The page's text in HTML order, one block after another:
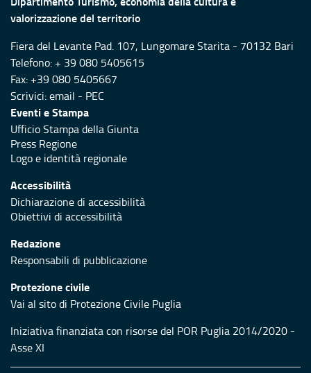
valorizzazione del territorio
Fiera del Levante Pad. 107, Lungomare Starita - 70132 Bari
Telefono: + 39 080 5405615
Fax: +39 080 5405667
Scrivici:email - PEC
Eventi e Stampa
Ufficio Stampa della Giunta
Press Regione
Logo e identità regionale
Accessibilità
Dichiarazione di accessibilità
Obiettivi di accessibilità
Redazione
Responsabili di pubblicazione
Protezione civile
Vai al sito di Protezione Civile Puglia
Iniziativa finanziata con risorse del POR Puglia 2014/2020 -
Asse XI